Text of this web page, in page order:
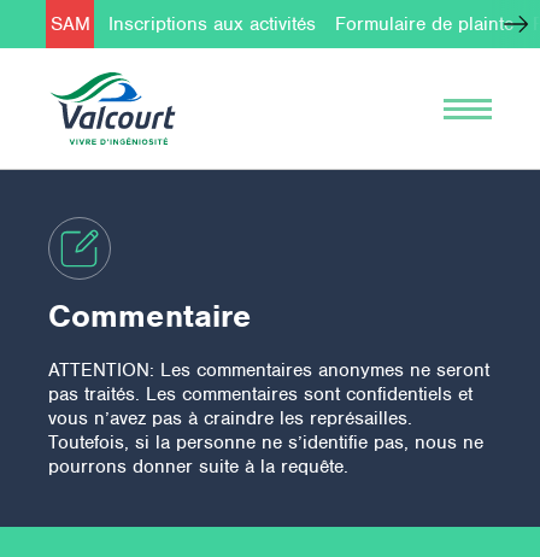
SAM Inscriptions aux activités Formulaire de plainte
Commentaire
ATTENTION: Les commentaires anonymes ne seront
pas traités. Les commentaires sont confidentiels et
vous n’avez pas à craindre les représailles.
Toutefois, si la personne ne s’identifie pas, nous ne
pourrons donner suite à la requête.